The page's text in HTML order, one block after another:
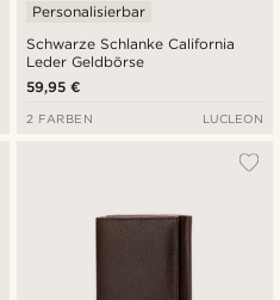
Schwarze Schlanke California
Leder Geldbörse
Personalisierbar
59,95 €
2 FARBEN LUCLEON